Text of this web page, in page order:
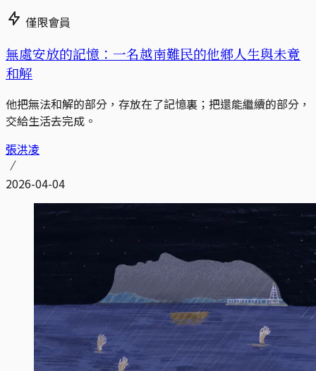
僅限會員
無處安放的記憶：一名越南難民的他鄉人生與未竟
和解
他把無法和解的部分，存放在了記憶裏；把還能繼續的部分，
交給生活去完成。
張洪凌
2026-04-04